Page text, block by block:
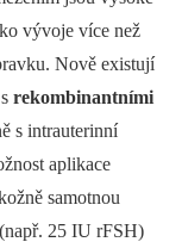
vývoje více než
Nově existují
rekombinantními
s intrauterinní
aplikace
samotnou
25 IU rFSH)